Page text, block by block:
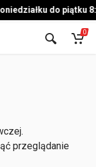
do piątku
0
przeglądanie